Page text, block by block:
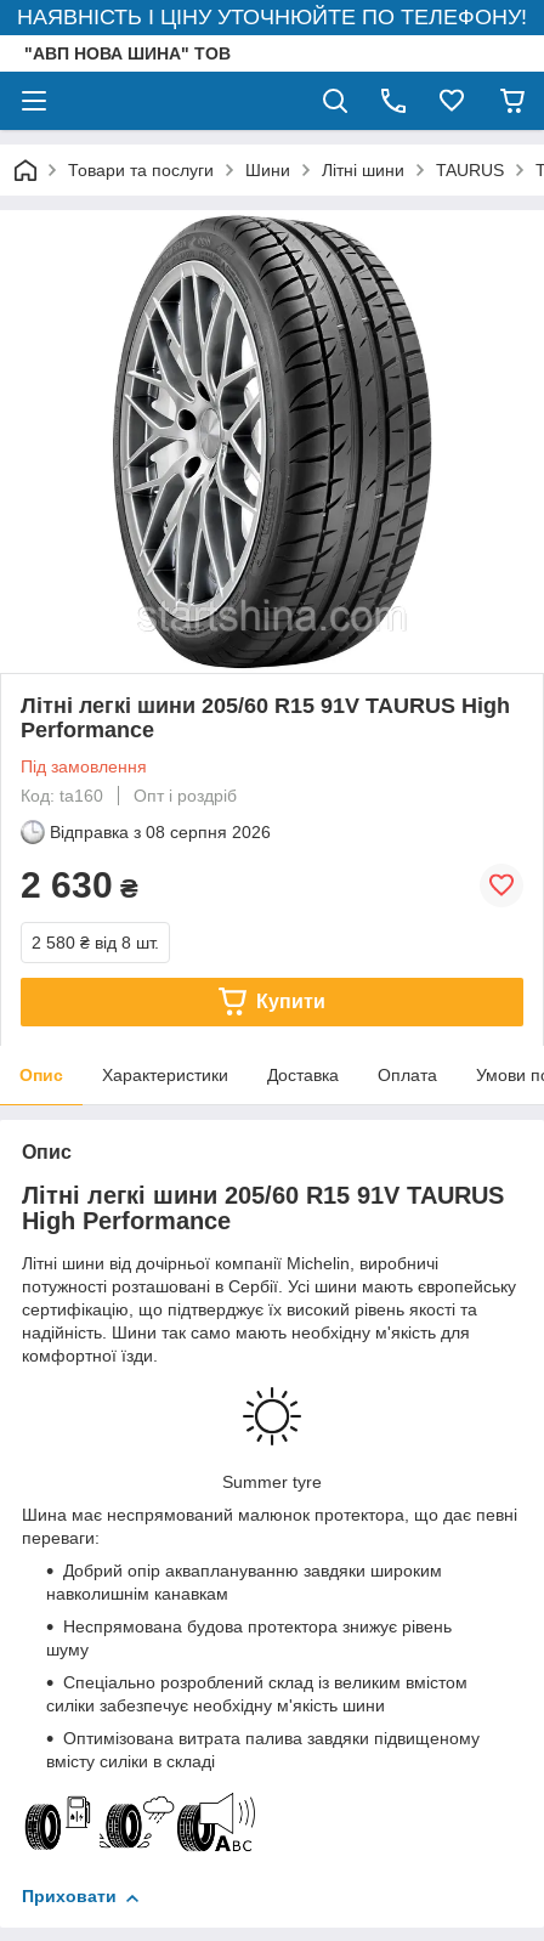
НАЯВНІСТЬ І ЦІНУ УТОЧНЮЙТЕ ПО ТЕЛЕФОНУ!
"АВП НОВА ШИНА" ТОВ
Товари та послуги Шини Літні шини TAURUS
Літні легкі шини 205/60 R15 91V TAURUS High
Performance
Під замовлення
Код: ta160
Опт і роздріб
Відправка з 08 серпня 2026
2 630 ₴
2 580 ₴ від 8 шт.
Купити
Опис Характеристики Доставка Оплата Умови
Опис
Літні легкі шини 205/60 R15 91V TAURUS
High Performance
Літні шини від дочірньої компанії Michelin, виробничі
потужності розташовані в Сербії. Усі шини мають європейську
сертифікацію, що підтверджує їх високий рівень якості та
надійність. Шини так само мають необхідну м'якість для
комфортної їзди.
Summer tyre
Шина має неспрямований малюнок протектора, що дає певні
переваги:
Добрий опір акваплануванню завдяки широким
навколишнім канавкам
Неспрямована будова протектора знижує рівень
шуму
Спеціально розроблений склад із великим вмістом
силіки забезпечує необхідну м'якість шини
Оптимізована витрата палива завдяки підвищеному
вмісту силіки в складі
Приховати